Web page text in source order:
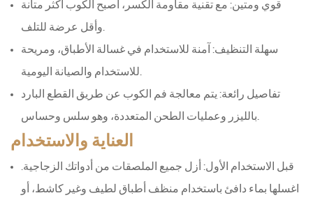
قوي ومتين: مع تقنية مقاومة الكسر، أصبح الكوب أكثر متانة
سهلة التنظيف: آمنة للاستخدام في غسالة الأطباق، ومريحة
تفاصيل رائعة: يتم معالجة فم الكوب عن طريق القطع البارد
العناية والاستخدام
قبل الاستخدام الأول: أزل جميع الملصقات من أدواتك الزجاجية.
اغسلها بماء دافئ باستخدام منظف أطباق لطيف وغير كاشط، أو